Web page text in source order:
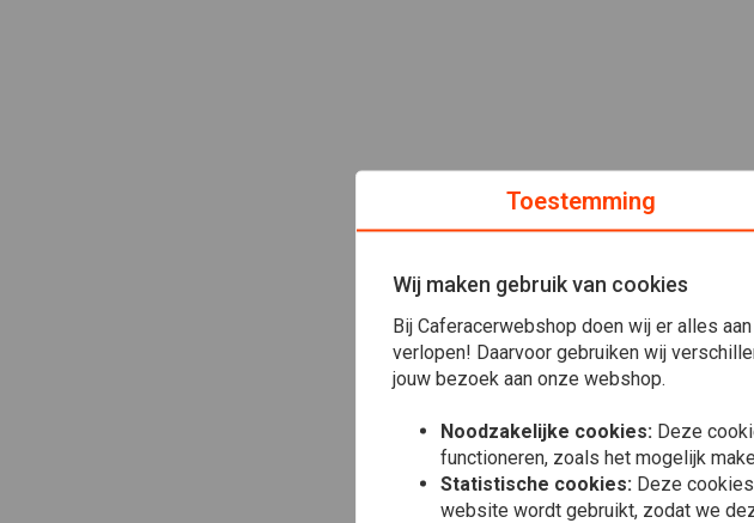
Toestemming
Wij maken gebruik van cookies
Bij Caferacerwebshop doen wij er alles
verlopen! Daarvoor gebruiken wij
jouw bezoek aan onze webshop.
Noodzakelijke cookies: Deze
functioneren, zoals het mogelijk
Statistische cookies: Deze
website wordt gebruikt, zodat we